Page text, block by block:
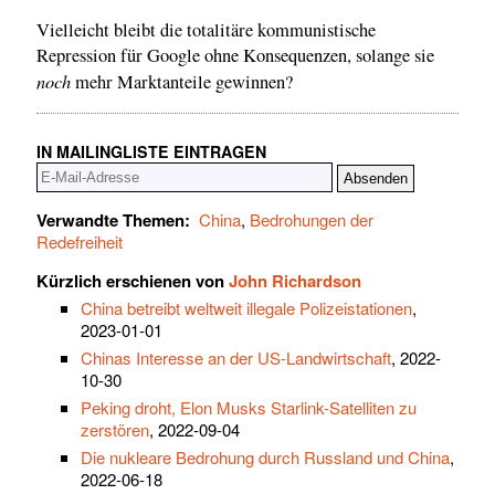
Vielleicht bleibt die totalitäre kommunistische
Repression für Google ohne Konsequenzen, solange sie
nochmehr Marktanteile gewinnen?
IN MAILINGLISTE EINTRAGEN
Verwandte Themen: China, Bedrohungen der
Redefreiheit
Kürzlich erschienen vonJohn Richardson
China betreibt weltweit illegale Polizeistationen,
2023-01-01
Chinas Interesse an der US-Landwirtschaft, 2022-
10-30
Peking droht, Elon Musks Starlink-Satelliten zu
zerstören, 2022-09-04
Die nukleare Bedrohung durch Russland und China,
2022-06-18